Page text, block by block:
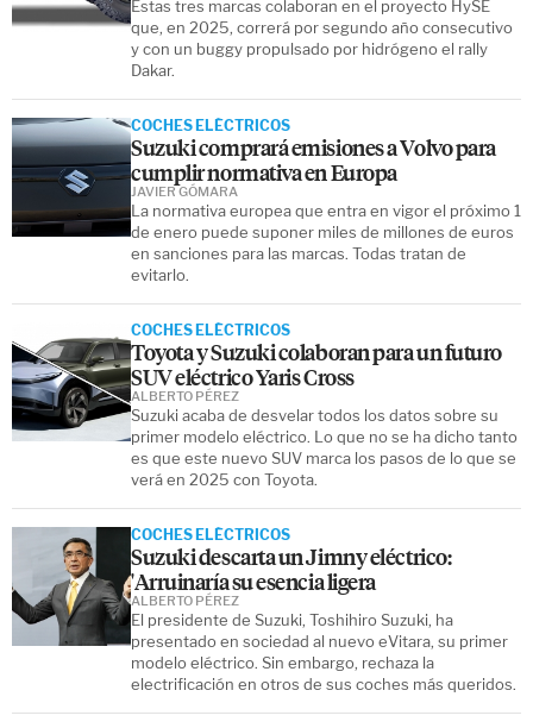
Estas tres marcas colaboran en el proyecto HySE
que, en 2025, correrá por segundo año consecutivo
y con un buggy propulsado por hidrógeno el rally
Dakar.
COCHES ELÉCTRICOS
Suzuki comprará emisiones a Volvo para
cumplir normativa en Europa
La normativa europea que entra en vigor el próximo 1
de enero puede suponer miles de millones de euros
en sanciones para las marcas. Todas tratan de
evitarlo.
JAVIER GÓMARA
COCHES ELÉCTRICOS
Toyota y Suzuki colaboran para un futuro
SUV eléctrico Yaris Cross
Suzuki acaba de desvelar todos los datos sobre su
primer modelo eléctrico. Lo que no se ha dicho tanto
es que este nuevo SUV marca los pasos de lo que se
verá en 2025 con Toyota.
ALBERTO PÉREZ
COCHES ELÉCTRICOS
Suzuki descarta un Jimny eléctrico:
'Arruinaría su esencia ligera
El presidente de Suzuki, Toshihiro Suzuki, ha
presentado en sociedad al nuevo eVitara, su primer
modelo eléctrico. Sin embargo, rechaza la
electrificación en otros de sus coches más queridos.
ALBERTO PÉREZ